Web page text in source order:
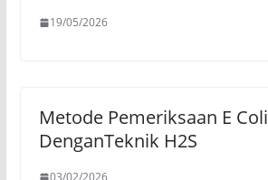
19/05/2026
Metode Pemeriksaan E Coli
DenganTeknik H2S